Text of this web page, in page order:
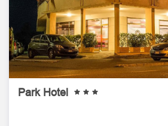
Park Hotel